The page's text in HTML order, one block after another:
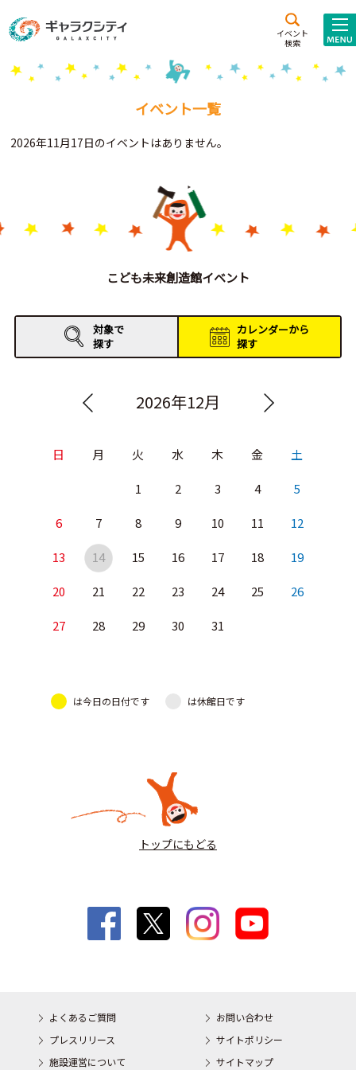
イベント
検索
施設案内
こども
西新井
施設･
Gがくえん
お知らせ
イベントレポート
イベント一覧
2026年11月17日のイベントはありません。
こども未来創造館イベント
対象で
探す
カレンダーから
探す
2026年12月
日 月 火 水 木 金 土
1 2 3 4 5
6 7 8 9 10 11 12
13 14 15 16 17 18 19
20 21 22 23 24 25 26
27 28 29 30 31
は今日の日付です は休館日です
トップにもどる
よくあるご質問
お問い合わせ
プレスリリース
サイトポリシー
施設運営について
サイトマップ